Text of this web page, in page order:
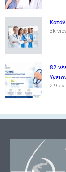
3k
82
2.9k